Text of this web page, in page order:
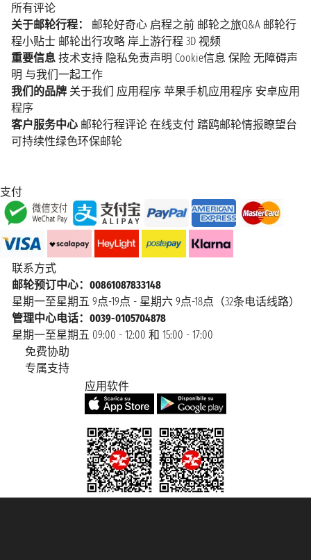
所有评论
关于邮轮行程：
邮轮好奇心 启程之前 邮轮之旅Q&A 邮轮行
程小贴士 邮轮出行攻略 岸上游行程 3D 视频
重要信息 技术支持 隐私免责声明 Cookie信息 保险 无障碍声
明 与我们一起工作
我们的品牌 关于我们 应用程序 苹果手机应用程序 安卓应用
程序
客户服务中心 邮轮行程评论 在线支付 踏鸥邮轮情报瞭望台
可持续性绿色环保邮轮
支付
联系方式
邮轮预订中心：00861087833148
星期一至星期五 9点-19点 - 星期六 9点-18点（32条电话线路）
管理中心电话：0039-0105704878
星期一至星期五 09:00 - 12:00 和 15:00 - 17:00
免费协助
专属支持
应用软件